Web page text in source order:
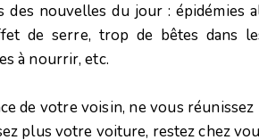
nouvelles du jour : épidémies
de serre, trop de bêtes dans
à nourrir, etc.
de votre voisin, ne vous
plus votre voiture, restez chez